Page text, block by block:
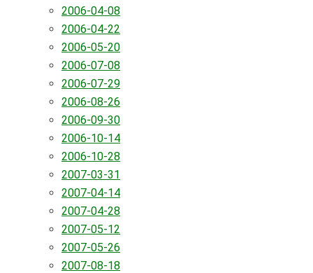
2006-04-08
2006-04-22
2006-05-20
2006-07-08
2006-07-29
2006-08-26
2006-09-30
2006-10-14
2006-10-28
2007-03-31
2007-04-14
2007-04-28
2007-05-12
2007-05-26
2007-08-18